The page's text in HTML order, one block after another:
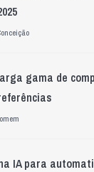
gama de
IA para